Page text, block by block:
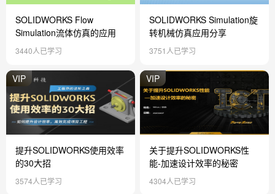
SOLIDWORKS Flow
Simulation流体仿真的应用
3440人已学习
SOLIDWORKS Simulation旋
转机械仿真应用分享
3751人已学习
VIP
提升SOLIDWORKS使用效率
的30大招
3574人已学习
VIP
关于提升SOLIDWORKS性
能-加速设计效率的秘密
4304人已学习